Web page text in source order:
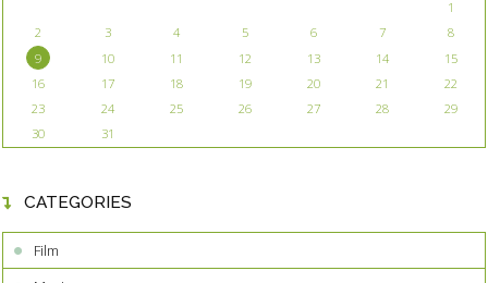
1
2
3 4 5 6 7
8
9
10 11 12 13 14
15
16
17 18 19 20 21
22
23
24 25 26 27 28
29
30
31
CATEGORIES
Film